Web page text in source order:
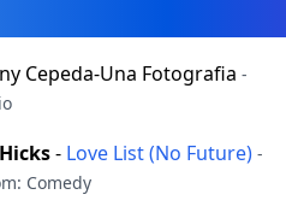
Cepeda-Una Fotografia -
- Love List (No Future) -
Comedy